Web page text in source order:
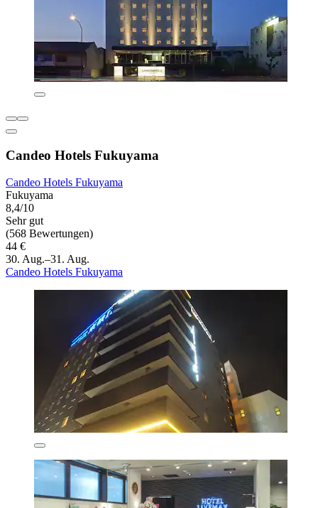
Candeo Hotels Fukuyama
Candeo Hotels Fukuyama
Fukuyama
8,4/10
Sehr gut
(568 Bewertungen)
44 €
30. Aug.–31. Aug.
Candeo Hotels Fukuyama